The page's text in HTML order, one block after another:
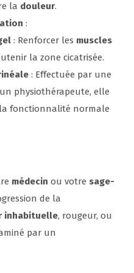
la douleur.
:
: Renforcer les muscles
la zone cicatrisée.
: Effectuée par une
physiothérapeute, elle
fonctionnalité normale
médecin ou votre sage-
de la
inhabituelle, rougeur, ou
par un